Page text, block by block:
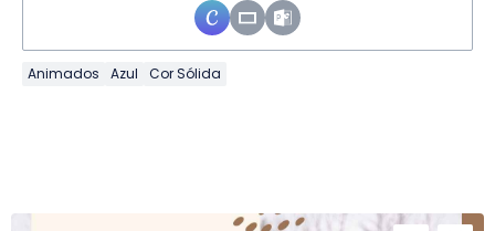
Animados Azul Cor Sólida